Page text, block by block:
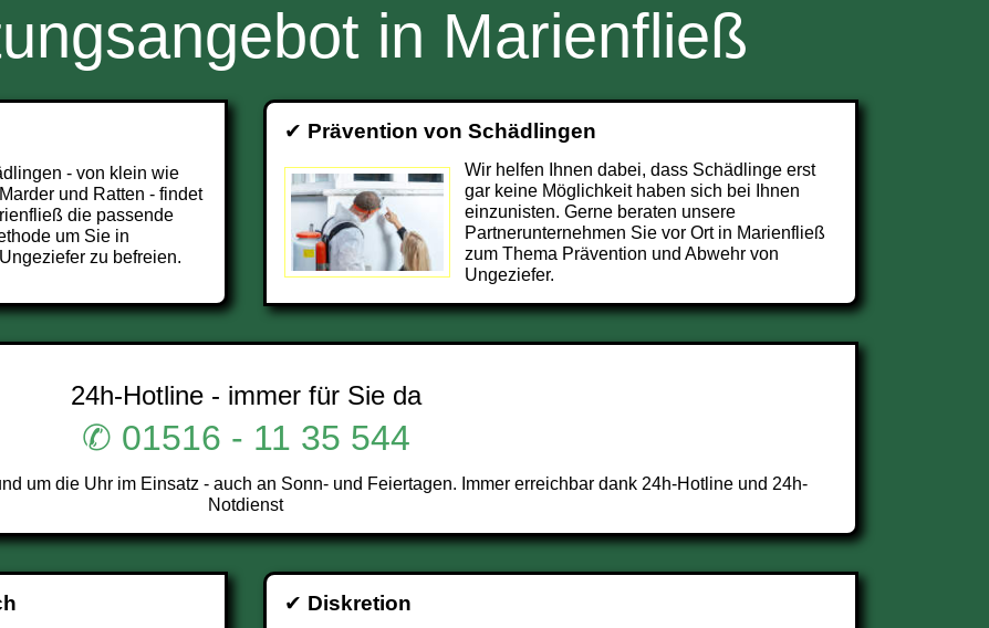
in Marienfließ
- von klein wie
und Ratten - findet
die passende
um Sie in
zu befreien.
✔ Prävention von Schädlingen
Wir helfen Ihnen dabei, dass Schädlinge erst
gar keine Möglichkeit haben sich bei Ihnen
einzunisten. Gerne beraten unsere
Partnerunternehmen Sie vor Ort in Marienfließ
zum Thema Prävention und Abwehr von
Ungeziefer.
24h-Hotline - immer für Sie da
✆ 01516 - 11 35 544
um die Uhr im Einsatz - auch an Sonn- und Feiertagen. Immer erreichbar dank 24h-Hotline und 24h-
Notdienst
✔ Diskretion